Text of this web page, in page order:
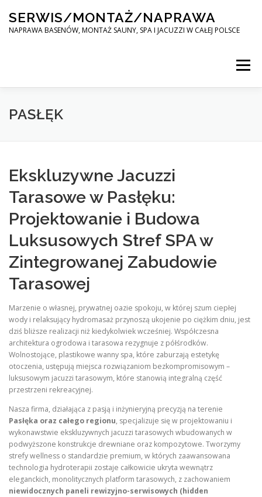
content
SERWIS/MONTAŻ/NAPRAWA
NAPRAWA BASENÓW, MONTAŻ SAUNY, SPA I JACUZZI W CAŁEJ POLSCE
Menu
SPA SERWIS
KONTAKT
PASŁĘK
Ekskluzywne Jacuzzi
Tarasowe w Pasłęku:
Projektowanie i Budowa
Luksusowych Stref SPA w
Zintegrowanej Zabudowie
Tarasowej
Marzenie o własnej, prywatnej oazie spokoju, w której szum ciepłej
wody i relaksujący hydromasaż przynoszą ukojenie po ciężkim dniu, jest
dziś bliższe realizacji niż kiedykolwiek wcześniej. Współczesna
architektura ogrodowa i tarasowa rezygnuje z półśrodków.
Wolnostojące, plastikowe wanny spa, które zaburzają estetykę
otoczenia, ustępują miejsca rozwiązaniom bezkompromisowym –
luksusowym jacuzzi tarasowym, które stanowią integralną część
przestrzeni rekreacyjnej.
Nasza firma, działająca z pasją i inżynieryjną precyzją na terenie
Pasłęka oraz całego regionu, specjalizuje się w projektowaniu i
wykonawstwie ekskluzywnych jacuzzi tarasowych wbudowanych w
podwyższone konstrukcje drewniane oraz kompozytowe. Tworzymy
strefy wellness o standardzie premium, w których zaawansowana
technologia hydroterapii zostaje całkowicie ukryta wewnątrz
eleganckich, monolitycznych platform tarasowych, z zachowaniem
niewidocznych paneli rewizyjno-serwisowych (hidden